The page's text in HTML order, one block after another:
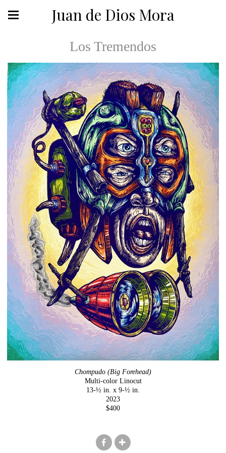
Juan de Dios Mora
Los Tremendos
Chompudo (Big Forehead)
Multi-color Linocut
13-½ in. x 9-½ in.
2023
$400